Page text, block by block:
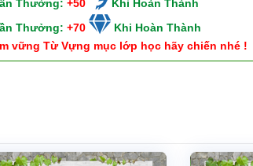
Thưởng: +50
Khi Hoàn Thành
Thưởng: +70
Khi Hoàn Thành
vững Từ Vựng mục lớp học hãy chiến nhé !